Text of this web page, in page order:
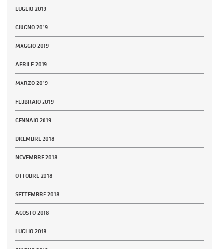
LUGLIO 2019
GIUGNO 2019
MAGGIO 2019
APRILE 2019
MARZO 2019
FEBBRAIO 2019
GENNAIO 2019
DICEMBRE 2018
NOVEMBRE 2018
OTTOBRE 2018
SETTEMBRE 2018
AGOSTO 2018
LUGLIO 2018